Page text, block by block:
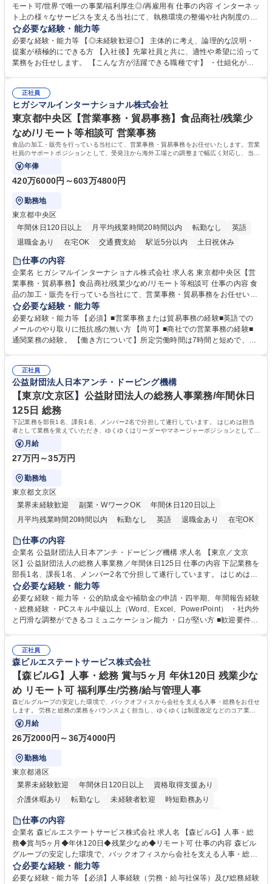
モート可/世界で唯一の事業/福利厚生◎/再雇用有 仕事の内容 インターネッ
ト上の様々なサービスを支える当社にて、執務環境の整備や社内制度の検
討、イベント運営などの幅広い業務を担当し、間接的に会社の生産性向上
や成長に貢献している部署です。 会社の全メンバーが安心して長く成果を
発揮できる環境を整えるために、毎日のメンテナンスや維持管理に加え、
新たな施策検討を積極的に行っていただき、会社全体を巻き込み課題解決
幅広い業務の体得が可能で、多様なキャリアパスを描くことも可能です。
募集職種 【総務】未経験歓迎◎/リモート可/世界で唯一の事業/福利厚生◎/
再雇用有
必要な経験・能力等
必要な経験・能力等 【◎未経験歓迎◎】 主体的に考え、論理的な説明・
提案が積極的にできる方 【入社後】先輩社員と共に、適性や希望に沿って
業務をお任せします。 【こんな方が活躍できる職種です】 ・仕組化が好
対処できる・新しいことに興味関心がある 【魅力】■自己啓発支援：資格
取得や通信教育など費用の80%（年間25万円まで）を補助 ■住宅手当：家
賃の50%（月額7万円まで）を補助 学歴・資格 学歴：大学院 大学 語学
力： 資格：
正社員
ヒガシマルインターナショナル株式会社
東京都中央区【営業事務・貿易事務】食品商社/残業少
なめ/リモート等相談可 営業事務
食品の加工・販売を行っている当社にて、営業事務・貿易事務をお任せいたします。営業
社員のサポートポジションとして、受発注から海外工場との調整まで幅広く対応し、当社
事業の根幹を支えていただきます。
年俸
420万6000円～603万4800円
勤務地
東京都中央区
年間休日120日以上
月平均残業時間20時間以内 転勤なし
英語
退職金あり
在宅OK 交通費支給 駅近5分以内 土日祝休み
仕事の内容
企業名 ヒガシマルインターナショナル株式会社 求人名 東京都中央区【営
業事務・貿易事務】食品商社/残業少なめ/リモート等相談可 仕事の内容 食
品の加工・販売を行っている当社にて、営業事務・貿易事務をお任せいた
します。営業社員のサポートポジションとして、受発注から海外工場との
調整まで幅広く対応し、当社事業の根幹を支えていただきます。 ■受発注
業務、請求書発行 ■海外工場とのスケジュール調整 ■在庫管理 ■輸入書類
の確認・作成 ■配送手配 ■通関業者を通して行う輸出入業全般 ■倉庫との
ルプロデュースしているため、商品に関わる全ての業務をサポート頂きま
す。 募集職種 東京都中央区【営業事務・貿易事務】食品商社/残業少なめ/
リモート等相談可
必要な経験・能力等
必要な経験・能力等 【必須】■営業事務または貿易事務の経験■英語での
メールのやり取りに抵抗感の無い方 【尚可】■商社での営業事務の経験■
通関業務の経験。 【働き方について】所定労働時間は7時間と短めで、残
の強み】1991年の設立以来、外食産業を中心としたお客様の多様なニー
ズに沿った冷凍水産物等の生産・輸入・販売を一貫して手掛けています。
自社工場と海外拠点の強固な連携によるワンストップサービスが最大の強
みです。 学歴・資格 学歴：大学院 大学 語学力：英語 資格：
正社員
公益財団法人日本アンチ・ドーピング機構
【東京/文京区】公益財団法人の総務人事業務/年間休日
125日 総務
下記業務を部長1名、課長1名、メンバー2名で分担して遂行しています。 はじめは担当
者として業務を覚えていただき、ゆくゆくはリーダーやマネージャーポジションとして活
躍いただくことを期待しています。
月給
27万円～35万円
勤務地
東京都文京区
業界未経験歓迎
副業・WワークOK
年間休日120日以上
月平均残業時間20時間以内
転勤なし 英語 退職金あり
在宅OK
賞与あり
育休あり
食事補助あり
仕事の内容
企業名 公益財団法人日本アンチ・ドーピング機構 求人名 【東京／文京
区】公益財団法人の総務人事業務／年間休日125日 仕事の内容 下記業務を
部長1名、課長1名、メンバー2名で分担して遂行しています。 はじめは担
当者として業務を覚えていただき、ゆくゆくはリーダーやマネージャーポ
ジションとして活躍いただくことを期待しています。 【総務・人事グルー
プの業務内容】 ・人事制度関連 ・採用活動 ・教育研修の企画、実行 ・勤
怠管理 ・官公庁への各種提出 ・法定の会議運営（評議員会、理事会） ・
管理 ・福利厚生関連 ・職員からの問合せ、相談対応 ・その他日常の総務
業務全般 募集職種 【東京／文京区】公益財団法人の総務人事業務／年間
休日125日
必要な経験・能力等
必要な経験・能力等 ・公的助成金や補助金の申請・四半期、年間報告経験
・総務経験 ・PCスキル中級以上（Word、Excel、PowerPoint） ・社内外
と円滑な調整ができるコミュニケーション能力 ・口が堅い方 ■歓迎要件
正社員
森ビルエステートサービス株式会社
【森ビルG】人事・総務 賞与5ヶ月 年休120日 残業少な
め リモート可 福利厚生/労務/給与管理人事
森ビルグループの安定した環境で、バックオフィスから会社を支える人事・総務をお任せ
します。 労務と総務の業務をバランスよく担当し、ゆくゆくは制度改定などのコア業務
にも挑戦できる、やりがいある環境です。
月給
26万2000円～36万4000円
勤務地
東京都港区
業界未経験歓迎
年間休日120日以上
資格取得支援あり
介護休暇あり
転勤なし 未経験者歓迎
時短勤務あり
経験者歓迎
完全週休2日制
交通費支給 長期歓迎 駅近5分以内 土日祝休み
仕事の内容
企業名 森ビルエステートサービス株式会社 求人名 【森ビルG】人事・総
務◆賞与5ヶ月◆年休120日◆残業少なめ◆リモート可 仕事の内容 森ビル
グループの安定した環境で、バックオフィスから会社を支える人事・総務
をお任せします。 労務と総務の業務をバランスよく担当し、ゆくゆくは制
度改定などのコア業務にも挑戦できる、やりがいある環境です。 ■勤怠管
必要な経験・能力等
必要な経験・能力等 【必須】人事経験（労務・給与社保等）及び総務経験